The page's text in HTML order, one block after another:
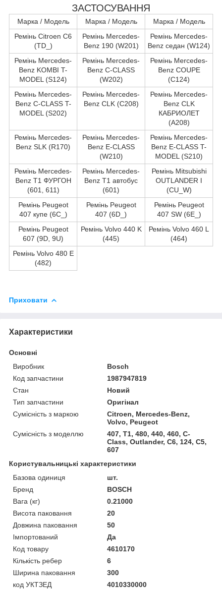
ЗАСТОСУВАННЯ
Марка / Модель Марка / Модель
Марка / Модель
Ремінь Citroen C6
(TD_)
Ремінь Mercedes-
Benz 190 (W201)
Ремінь Mercedes-
Benz седан (W124)
Ремінь Mercedes-
Benz KOMBI T-
MODEL (S124)
Ремінь Mercedes-
Benz C-CLASS
(W202)
Ремінь Mercedes-
Benz COUPE
(C124)
Ремінь Mercedes-
Benz C-CLASS T-
MODEL (S202)
Ремінь Mercedes-
Benz CLK (C208)
Ремінь Mercedes-
Benz CLK
КАБРИОЛЕТ
(A208)
Ремінь Mercedes-
Benz SLK (R170)
Ремінь Mercedes-
Benz E-CLASS
(W210)
Ремінь Mercedes-
Benz E-CLASS T-
MODEL (S210)
Ремінь Mercedes-
Benz T1 ФУРГОН
(601, 611)
Ремінь Mercedes-
Benz T1 автобус
(601)
Ремінь Mitsubishi
OUTLANDER I
(CU_W)
Ремінь Peugeot
407 купе (6C_)
Ремінь Peugeot
407 (6D_)
Ремінь Peugeot
407 SW (6E_)
Ремінь Peugeot
607 (9D, 9U)
Ремінь Volvo 440 K
(445)
Ремінь Volvo 460 L
(464)
Ремінь Volvo 480 E
(482)
Приховати
Характеристики
Основні
Виробник
Bosch
Код запчастини
1987947819
Стан
Новий
Тип запчастини
Оригінал
Сумісність з маркою
Citroen, Mercedes-Benz,
Volvo, Peugeot
Сумісність з моделлю
407, T1, 480, 440, 460, C-
Class, Outlander, C6, 124, C5,
607
Користувальницькі характеристики
Базова одиниця
шт.
Бренд
BOSCH
Вага (кг)
0.21000
Висота паковання
20
Довжина паковання
50
Імпортований
Да
Код товару
4610170
Кількість ребер
6
Ширина паковання
300
код УКТЗЕД
4010330000